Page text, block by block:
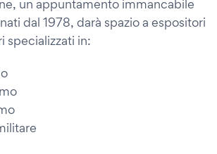
un appuntamento immancabile
dal 1978, darà spazio a espositori
specializzati in: